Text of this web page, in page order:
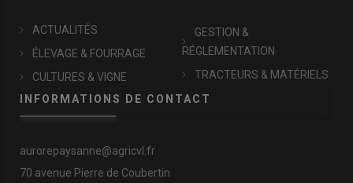
ACTUALITÉS
ÉLEVAGE & FOURRAGE
CULTURES & VIGNE
GESTION &
RÉGLEMENTATION
TRACTEURS & MATÉRIELS
INFORMATIONS DE CONTACT
aurorepaysanne@agricvl.fr
70 avenue Pierre de Coubertin